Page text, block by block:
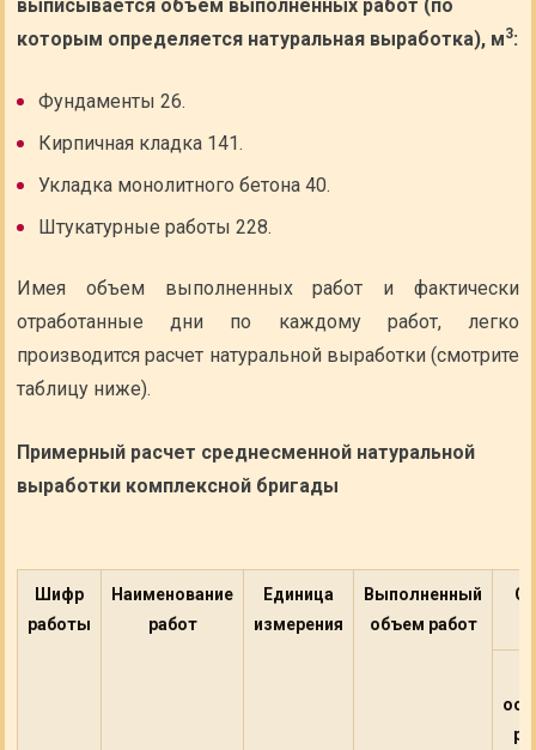
выписывается объем выполненных работ (по
которым определяется натуральная выработка), м3:
Фундаменты 26.
Кирпичная кладка 141.
Укладка монолитного бетона 40.
Штукатурные работы 228.
Имея объем выполненных работ и фактически
отработанные дни по каждому работ, легко
производится расчет натуральной выработки (смотрите
таблицу ниже).
Примерный расчет среднесменной натуральной
выработки комплексной бригады
Шифр
работы
Наименование
работ
Единица
измерения
Выполненный
объем работ